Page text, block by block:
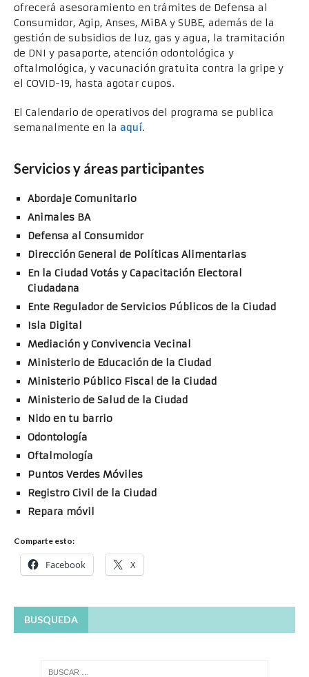
ofrecerá asesoramiento en trámites de Defensa al
Consumidor, Agip, Anses, MiBA y SUBE, además de la
gestión de subsidios de luz, gas y agua, la tramitación
de DNI y pasaporte, atención odontológica y
oftalmológica, y vacunación gratuita contra la gripe y
el COVID-19, hasta agotar cupos.
El Calendario de operativos del programa se publica
semanalmente en la aquí.
Servicios y áreas participantes
Abordaje Comunitario
Animales BA
Defensa al Consumidor
Dirección General de Políticas Alimentarias
En la Ciudad Votás y Capacitación Electoral
Ciudadana
Ente Regulador de Servicios Públicos de la Ciudad
Isla Digital
Mediación y Convivencia Vecinal
Ministerio de Educación de la Ciudad
Ministerio Público Fiscal de la Ciudad
Ministerio de Salud de la Ciudad
Nido en tu barrio
Odontología
Oftalmología
Puntos Verdes Móviles
Registro Civil de la Ciudad
Repara móvil
Comparte esto:
Facebook X
BUSQUEDA